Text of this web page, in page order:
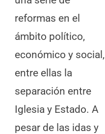
reformas en el
ámbito político,
económico y social,
entre ellas la
separación entre
Iglesia y Estado. A
pesar de las idas y